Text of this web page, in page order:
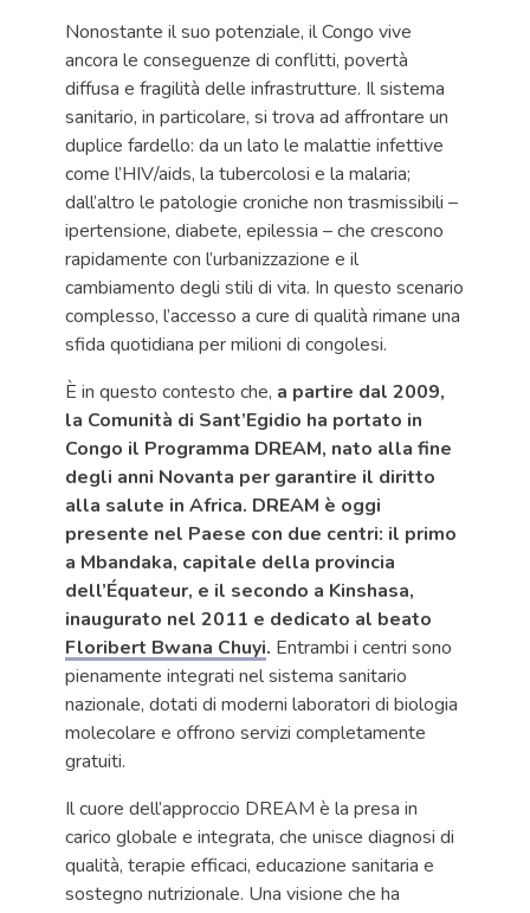
Nonostante il suo potenziale, il Congo vive
ancora le conseguenze di conflitti, povertà
diffusa e fragilità delle infrastrutture. Il sistema
sanitario, in particolare, si trova ad affrontare un
duplice fardello: da un lato le malattie infettive
come l’HIV/aids, la tubercolosi e la malaria;
dall’altro le patologie croniche non trasmissibili –
ipertensione, diabete, epilessia – che crescono
rapidamente con l’urbanizzazione e il
cambiamento degli stili di vita. In questo scenario
complesso, l’accesso a cure di qualità rimane una
sfida quotidiana per milioni di congolesi.
È in questo contesto che, a partire dal 2009,
la Comunità di Sant’Egidio ha portato in
Congo il Programma DREAM, nato alla fine
degli anni Novanta per garantire il diritto
alla salute in Africa. DREAM è oggi
presente nel Paese con due centri: il primo
a Mbandaka, capitale della provincia
dell’Équateur, e il secondo a Kinshasa,
inaugurato nel 2011 e dedicato al beato
Floribert Bwana Chuyi. Entrambi i centri sono
pienamente integrati nel sistema sanitario
nazionale, dotati di moderni laboratori di biologia
molecolare e offrono servizi completamente
gratuiti.
Il cuore dell’approccio DREAM è la presa in
carico globale e integrata, che unisce diagnosi di
qualità, terapie efficaci, educazione sanitaria e
sostegno nutrizionale. Una visione che ha